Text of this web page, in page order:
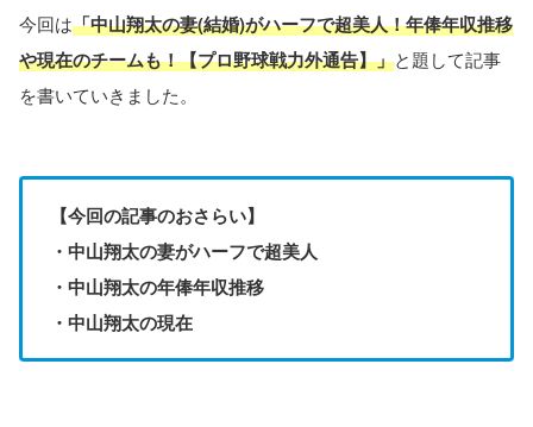
今回は「中山翔太の妻(結婚)がハーフで超美人！年俸年収推移
や現在のチームも！【プロ野球戦力外通告】」と題して記事
を書いていきました。
【今回の記事のおさらい】
・中山翔太の妻がハーフで超美人
・中山翔太の年俸年収推移
・中山翔太の現在